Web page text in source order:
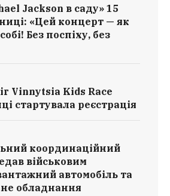
Jackson в саду» 15
«Цей концерт — як
Без поспіху, без
Vinnytsia Kids Race
стартувала реєстрація
координаційний
військовим
автомобіль та
обладнання